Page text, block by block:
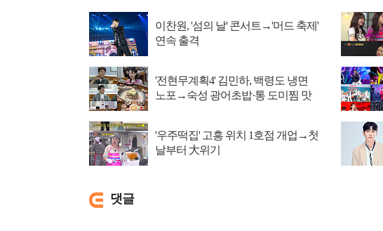
이찬원, '섬의 날' 콘서트→'머드 축제'
연속 출격
'전현무계획4' 김민하, 백령도 냉면
노포→숙성 광어초밥·통 도미찜 맛
'우주떡집' 고흥 위치 1호점 개업→첫
날부터 大위기
댓글